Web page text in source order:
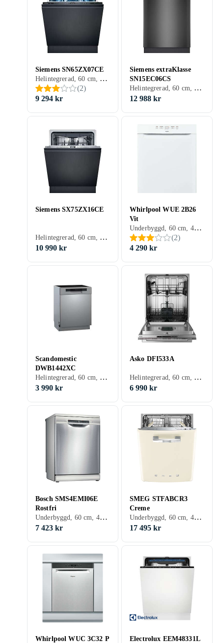
Siemens SN65ZX07CE
Helintegrerad, 60 cm, 40 dB, B
(2)
9 294 kr
Siemens extraKlasse
SN15EC06CS
Helintegrerad, 60 cm, 42 dB, A
12 988 kr
Siemens SX75ZX16CE
Helintegrerad, 60 cm, 40 dB, B
10 990 kr
Whirlpool WUE 2B26
Vit
Underbyggd, 60 cm, 46 dB, D
(2)
4 290 kr
Scandomestic
DWB1442XC
Helintegrerad, 60 cm, 42 dB, C
3 990 kr
Asko DFI533A
Helintegrerad, 60 cm, 44 dB, C
6 990 kr
Bosch SMS4EMI06E
Rostfri
Underbyggd, 60 cm, 42 dB, B
7 423 kr
SMEG STFABCR3
Creme
Underbyggd, 60 cm, 44 dB, B
17 495 kr
Whirlpool WUC 3C32 P
Electrolux EEM48331L